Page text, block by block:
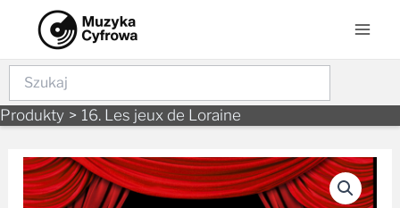
content
Szukaj
Produkty 16. Les jeux de Loraine